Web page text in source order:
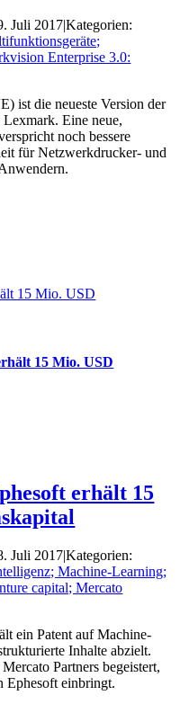
Juli 2017|Kategorien:
Enterprise 3.0:
ist die neueste Version der
Eine neue,
noch bessere
für Netzwerkdrucker- und
15 Mio. USD
15 Mio. USD
erhält 15
Juli 2017|Kategorien:
Machine-Learning;
capital; Mercato
ein Patent auf Machine-
Inhalte abzielt.
Partners begeistert,
einbringt.